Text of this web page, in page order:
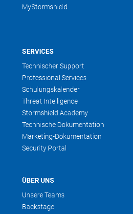
MyStormshield
SERVICES
Technischer Support
Professional Services
Schulungskalender
Threat Intelligence
Stormshield Academy
Technische Dokumentation
Marketing-Dokumentation
Security Portal
ÜBER UNS
Unsere Teams
Backstage